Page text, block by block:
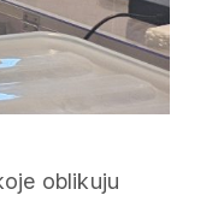
oblikuju